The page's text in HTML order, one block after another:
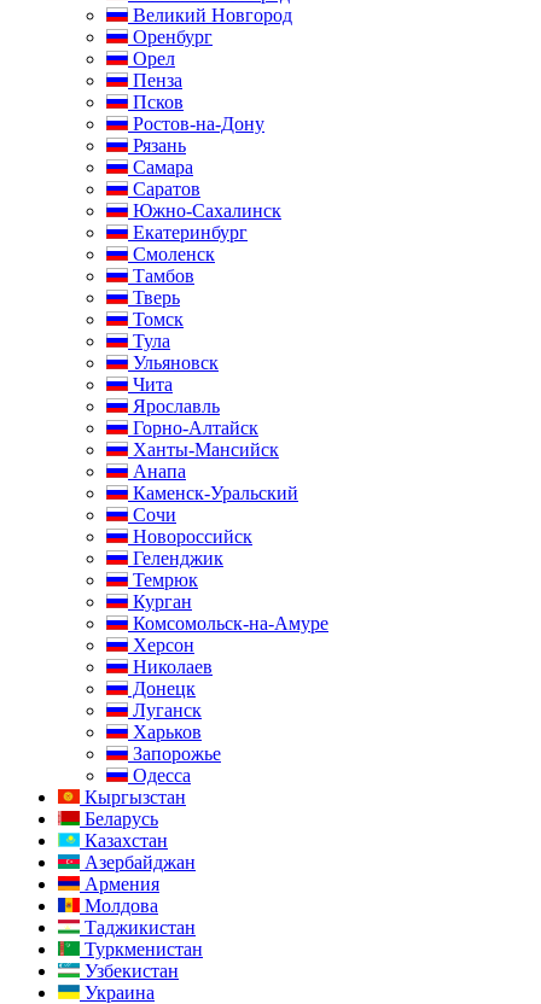
Великий Новгород
Оренбург
Орел
Пенза
Псков
Ростов-на-Дону
Рязань
Самара
Саратов
Южно-Сахалинск
Екатеринбург
Смоленск
Тамбов
Тверь
Томск
Тула
Ульяновск
Чита
Ярославль
Горно-Алтайск
Ханты-Мансийск
Анапа
Каменск-Уральский
Сочи
Новороссийск
Геленджик
Темрюк
Курган
Комсомольск-на-Амуре
Херсон
Николаев
Донецк
Луганск
Харьков
Запорожье
Одесса
Кыргызстан
Беларусь
Казахстан
Азербайджан
Армения
Молдова
Таджикистан
Туркменистан
Узбекистан
Украина